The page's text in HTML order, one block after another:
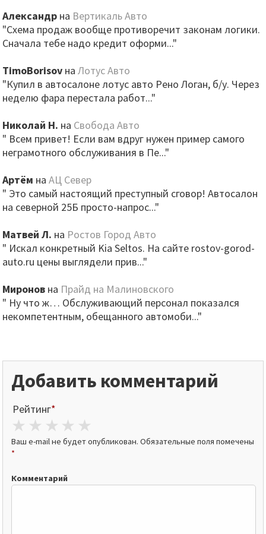
Александр на Вертикаль Авто
"Схема продаж вообще противоречит законам логики.
Сначала тебе надо кредит оформи..."
TimoBorisov наЛотус Авто
"Купил в автосалоне лотус авто Рено Логан, б/у. Через
неделю фара перестала работ..."
Николай Н. на Свобода Авто
" Всем привет! Если вам вдруг нужен пример самого
неграмотного обслуживания в Пе..."
Артём наАЦ Север
" Это самый настоящий преступный сговор! Автосалон
на северной 25Б просто-напрос..."
Матвей Л. на Ростов Город Авто
" Искал конкретный Kia Seltos. На сайте rostov-gorod-
auto.ru цены выглядели прив..."
Миронов на Прайд на Малиновского
" Ну что ж… Обслуживающий персонал показался
некомпетентным, обещанного автомоби..."
Добавить комментарий
Рейтинг*
4 stars
3 stars
2 stars
1 star
Ваш e-mail не будет опубликован. Обязательные поля помечены
*
Комментарий